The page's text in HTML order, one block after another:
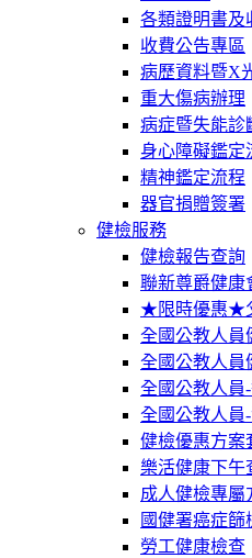
各類證明書及
收費公告專區
病歷資料暨X
重大傷病辦理
病症暨失能診
身心障礙鑑定
精神鑑定流程
器官捐贈簽署
健檢服務
健檢報告查詢
聯新尊爵健康
★限時優惠★
全國公教人員
全國公教人員
全國公教人員
全國公教人員
健檢優惠方案
樂活健康下午
成人健檢專屬
國健署癌症篩
勞工健康檢查